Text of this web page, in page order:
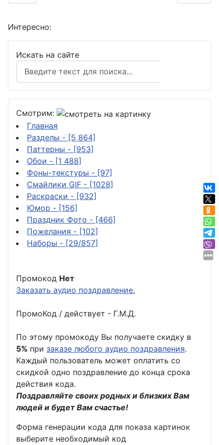
Интересно:
Искать на сайте
Смотрим:
Главная
Разделы - [5 864]
Паттерны - [953]
Обои - [1 488]
Фоны-текстуры - [97]
Смайлики GIF - [1028]
Раскраски - [932]
Юмор - [156]
Праздник Фото - [466]
Пожелания - [102]
Наборы - [29/857]
Промокод Нет
Заказать аудио поздравление.
ПромоКод / действует - Г.М.Д.
По этому промокоду Вы получаете скидку в
5% при заказе любого аудио поздравления.
Каждый пользователь может оплатить со
скидкой одно поздравление до конца срока
действия кода.
Поздравляйте своих родных и близких Вам
людей и будет Вам счастье!
Форма генерации кода для показа картинок
выберите необходимый код